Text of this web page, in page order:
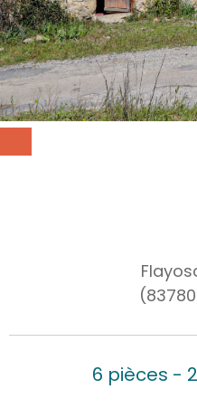
6 pièces -